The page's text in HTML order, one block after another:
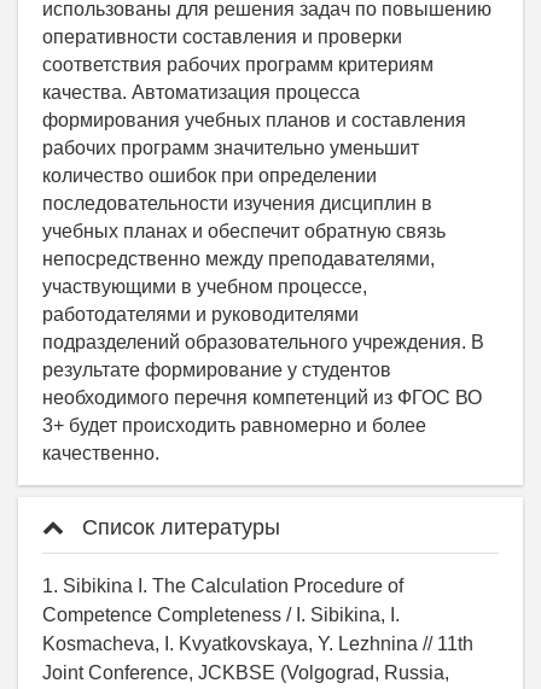
Список литературы
1. Sibikina I. The Calculation Procedure of
Competence Completeness / I. Sibikina, I.
Kosmacheva, I. Kvyatkovskaya, Y. Lezhnina // 11th
Joint Conference, JCKBSE (Volgograd, Russia,